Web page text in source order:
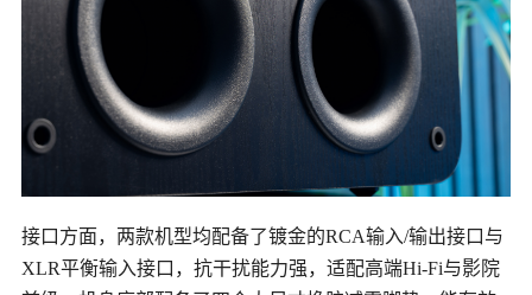
接口方面，两款机型均配备了镀金的RCA输入/输出接口与
XLR平衡输入接口，抗干扰能力强，适配高端Hi-Fi与影院